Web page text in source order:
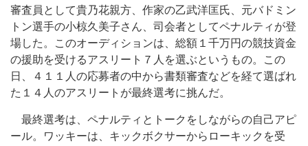
審査員として貴乃花親方、作家の乙武洋匡氏、元バドミン
トン選手の小椋久美子さん、司会者としてペナルティが登
場した。このオーディションは、総額１千万円の競技資金
の援助を受けるアスリート７人を選ぶというもの。この
日、４１１人の応募者の中から書類審査などを経て選ばれ
た１４人のアスリートが最終選考に挑んだ。
最終選考は、ペナルティとトークをしながらの自己アピ
ール。ワッキーは、キックボクサーからローキックを受